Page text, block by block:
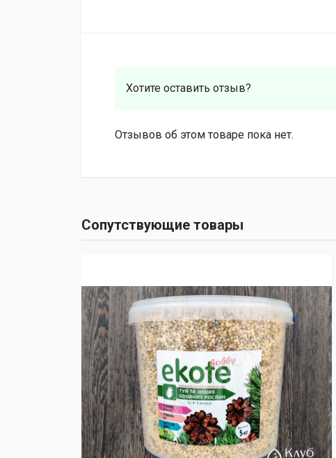
Хотите оставить отзыв?
Отзывов об этом товаре пока нет.
Сопутствующие товары